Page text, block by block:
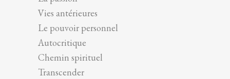
Vies antérieures
Le pouvoir personnel
Autocritique
Chemin spirituel
Transcender